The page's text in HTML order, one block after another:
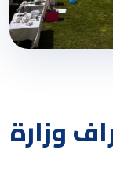
وزارة